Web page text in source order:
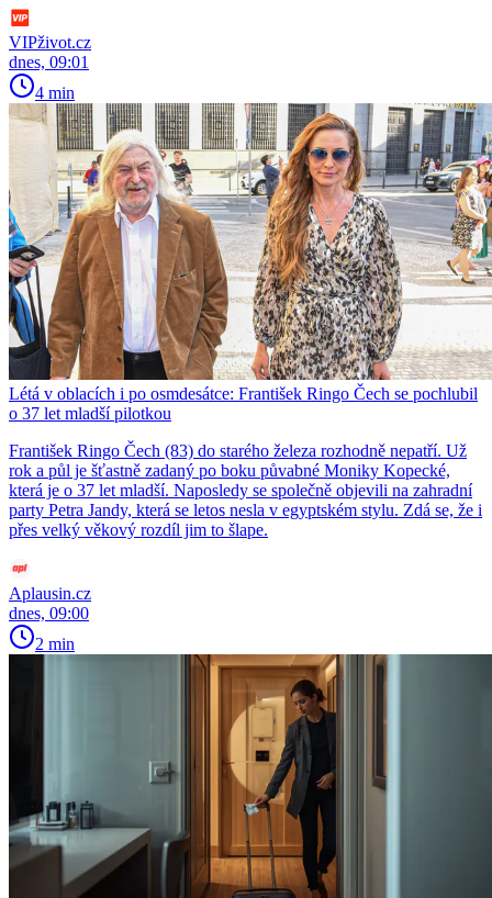
VIPživot.cz
dnes, 09:01
4 min
Létá v oblacích i po osmdesátce: František Ringo Čech se pochlubil
o 37 let mladší pilotkou
František Ringo Čech (83) do starého železa rozhodně nepatří. Už
rok a půl je šťastně zadaný po boku půvabné Moniky Kopecké,
která je o 37 let mladší. Naposledy se společně objevili na zahradní
party Petra Jandy, která se letos nesla v egyptském stylu. Zdá se, že i
přes velký věkový rozdíl jim to šlape.
Aplausin.cz
dnes, 09:00
2 min